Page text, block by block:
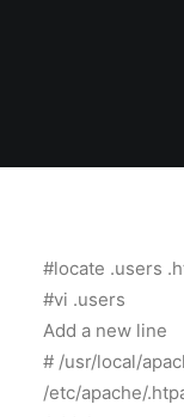
#locate .users
#vi .users
Add a new line
# /usr/local/
/etc/apache/